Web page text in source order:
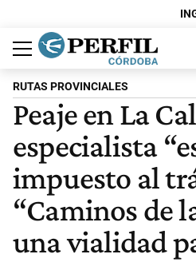
Política
Economía
Judiciales
Sociedad
Cultura
Espectáculos
Deportes
Protagonistas
RUTAS PROVINCIALES
Peaje en La
especialista
impuesto al
“Caminos de
una vialidad